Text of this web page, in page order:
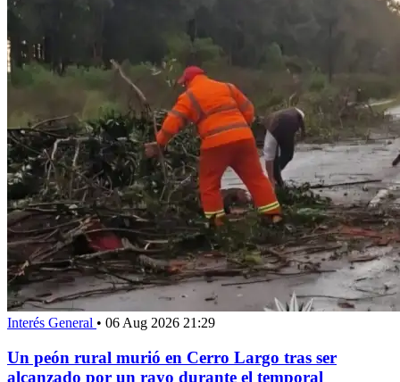
Interés General • 06 Aug 2026 21:29
Un peón rural murió en Cerro Largo tras ser
alcanzado por un rayo durante el temporal